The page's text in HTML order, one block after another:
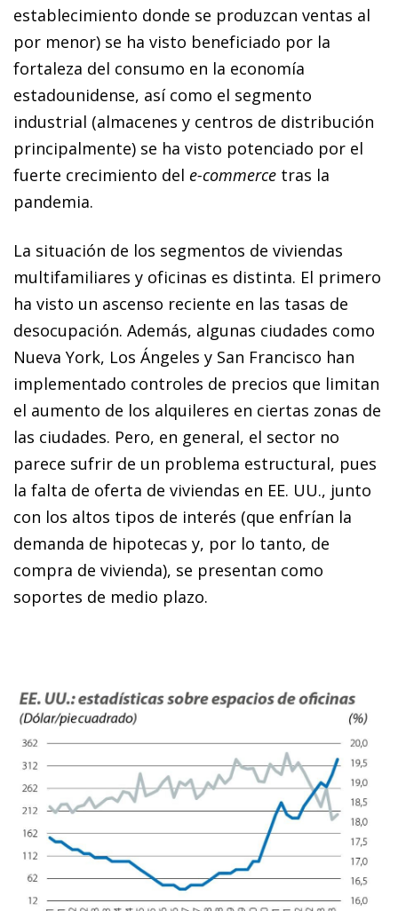
establecimiento donde se produzcan ventas al
por menor) se ha visto beneficiado por la
fortaleza del consumo en la economía
estadounidense, así como el segmento
industrial (almacenes y centros de distribución
principalmente) se ha visto potenciado por el
fuerte crecimiento del e-commerce tras la
pandemia.
La situación de los segmentos de viviendas
multifamiliares y oficinas es distinta. El primero
ha visto un ascenso reciente en las tasas de
desocupación. Además, algunas ciudades como
Nueva York, Los Ángeles y San Francisco han
implementado controles de precios que limitan
el aumento de los alquileres en ciertas zonas de
las ciudades. Pero, en general, el sector no
parece sufrir de un problema estructural, pues
la falta de oferta de viviendas en EE. UU., junto
con los altos tipos de interés (que enfrían la
demanda de hipotecas y, por lo tanto, de
compra de vivienda), se presentan como
soportes de medio plazo.